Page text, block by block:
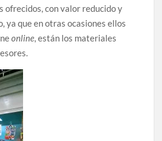
ofrecidos, con valor reducido y
ya que en otras ocasiones ellos
online, están los materiales